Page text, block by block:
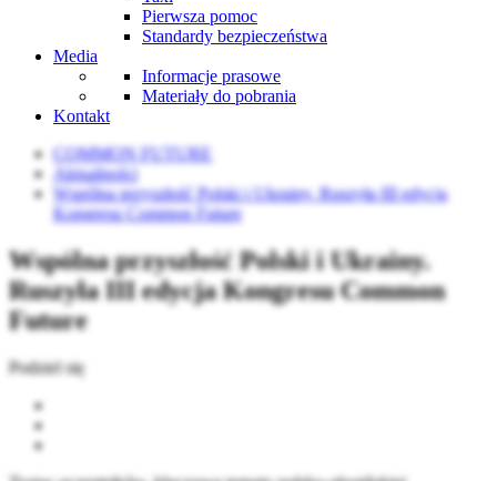
Pierwsza pomoc
Standardy bezpieczeństwa
Media
Informacje prasowe
Materiały do pobrania
Kontakt
COMMON FUTURE
Aktualności
Wspólna przyszłość Polski i Ukrainy. Ruszyła III edycja
Kongresu Common Future
Wspólna przyszłość Polski i Ukrainy.
Ruszyła III edycja Kongresu Common
Future
Podziel się